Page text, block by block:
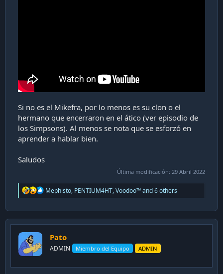
Si no es el Mikefra, por lo menos es su clon o el
hermano que encerraron en el ático (ver episodio de
los Simpsons). Al menos se nota que se esforzó en
aprender a hablar bien.
Saludos
Última modificación: 29 Abril 2022
R
e
c
t
Mephisto, PENTIUM4HT,Voodoo™and 6 others
Pato
ADMIN Miembro del Equipo ADMIN